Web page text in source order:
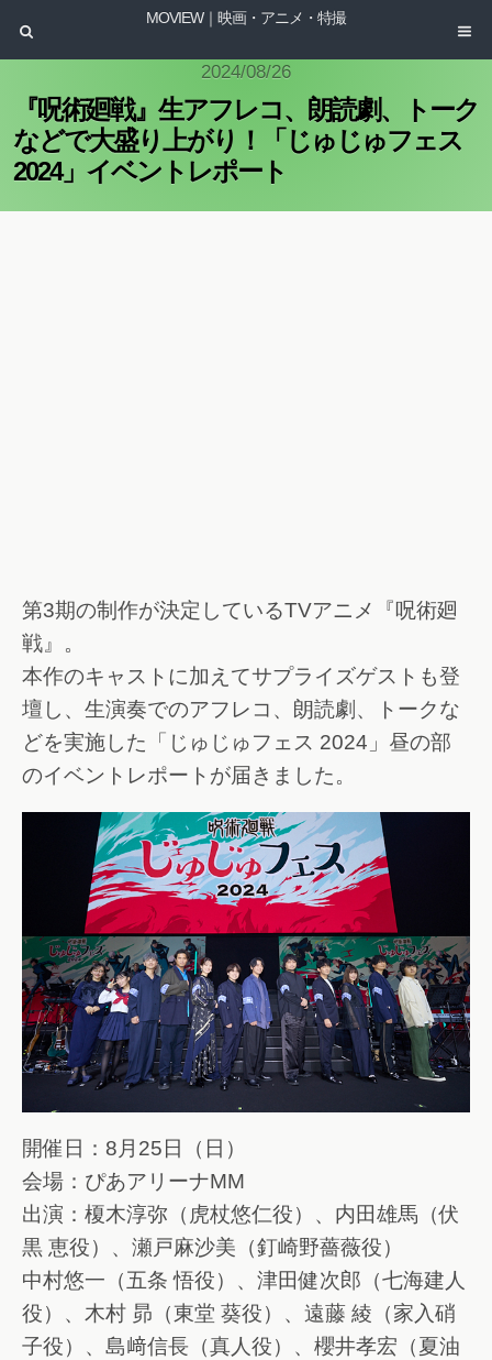
MOVIEW｜映画・アニメ・特撮
2024/08/26
『呪術廻戦』生アフレコ、朗読劇、トーク
などで大盛り上がり！「じゅじゅフェス
2024」イベントレポート
第3期の制作が決定しているTVアニメ『呪術廻
戦』。
本作のキャストに加えてサプライズゲストも登
壇し、生演奏でのアフレコ、朗読劇、トークな
どを実施した「じゅじゅフェス 2024」昼の部
のイベントレポートが届きました。
開催日：8月25日（日）
会場：ぴあアリーナMM
出演：榎木淳弥（虎杖悠仁役）、内田雄馬（伏
黒 恵役）、瀬戸麻沙美（釘崎野薔薇役）
中村悠一（五条 悟役）、津田健次郎（七海建人
役）、木村 昴（東堂 葵役）、遠藤 綾（家入硝
子役）、島﨑信長（真人役）、櫻井孝宏（夏油